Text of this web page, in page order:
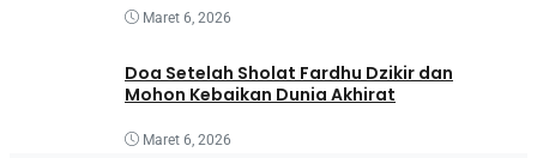
Maret 6, 2026
Doa Setelah Sholat Fardhu Dzikir dan
Mohon Kebaikan Dunia Akhirat
Maret 6, 2026